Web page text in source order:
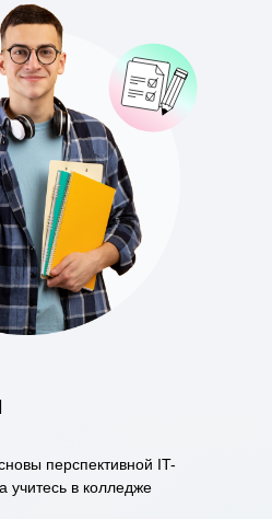
перспективной IT-
учитесь в колледже